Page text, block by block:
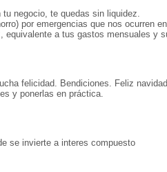
negocio, te quedas sin liquidez.
por emergencias que nos ocurren
equivalente a tus gastos mensuales y
felicidad. Bendiciones. Feliz
y ponerlas en práctica.
se invierte a interes compuesto